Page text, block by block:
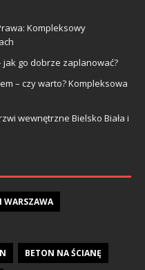
Kompleksowy
go dobrze zaplanować?
– czy warto? Kompleksowa
wewnętrzne Bielsko Biała i
WARSZAWA
BETON NA ŚCIANĘ